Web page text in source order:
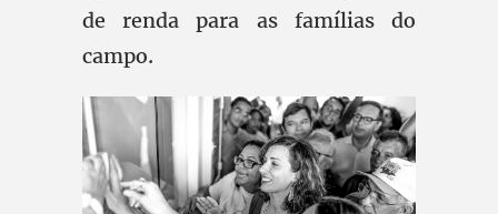
de renda para as famílias do
campo.